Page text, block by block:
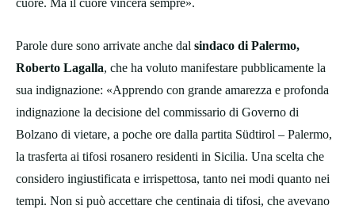
cuore. Ma il cuore vincerà sempre».
Parole dure sono arrivate anche dal sindaco di Palermo,
Roberto Lagalla, che ha voluto manifestare pubblicamente la
sua indignazione: «Apprendo con grande amarezza e profonda
indignazione la decisione del commissario di Governo di
Bolzano di vietare, a poche ore dalla partita Südtirol – Palermo,
la trasferta ai tifosi rosanero residenti in Sicilia. Una scelta che
considero ingiustificata e irrispettosa, tanto nei modi quanto nei
tempi. Non si può accettare che centinaia di tifosi, che avevano